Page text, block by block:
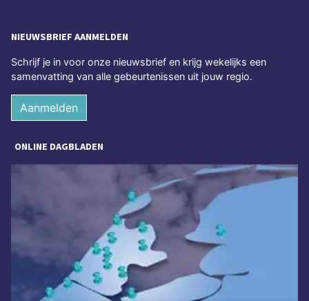
NIEUWSBRIEF AANMELDEN
Schrijf je in voor onze nieuwsbrief en krijg wekelijks een
samenvatting van alle gebeurtenissen uit jouw regio.
Aanmelden
ONLINE DAGBLADEN